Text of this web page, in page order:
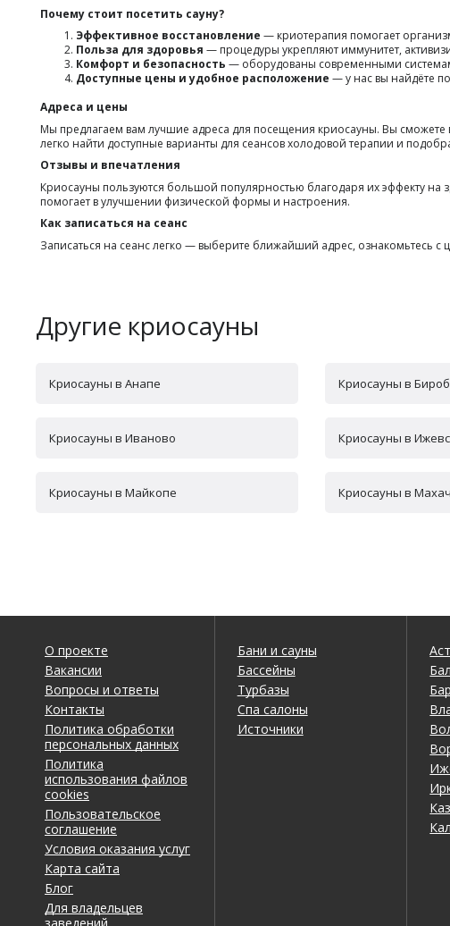
Почему стоит посетить сауну?
Эффективное восстановление — криотерапия помогает
Польза для здоровья — процедуры укрепляют иммунитет,
Комфорт и безопасность — оборудованы современными
Доступные цены и удобное расположение — у нас вы найдёте
Адреса и цены
Мы предлагаем вам лучшие адреса для посещения криосауны. Вы
легко найти доступные варианты для сеансов холодовой терапии и
Отзывы и впечатления
Криосауны пользуются большой популярностью благодаря их эффекту на
помогает в улучшении физической формы и настроения.
Как записаться на сеанс
Записаться на сеанс легко — выберите ближайший адрес, ознакомьтесь
Другие криосауны
Криосауны в Анапе Криосауны в
Криосауны в Иваново Криосауны в
Криосауны в Майкопе Криосауны в
О проекте
Вакансии
Вопросы и ответы
Контакты
Политика обработки
персональных данных
Политика
использования файлов
cookies
Пользовательское
соглашение
Условия оказания услуг
Карта сайта
Блог
Для владельцев
Бани и сауны
Бассейны
Турбазы
Спа салоны
Источники